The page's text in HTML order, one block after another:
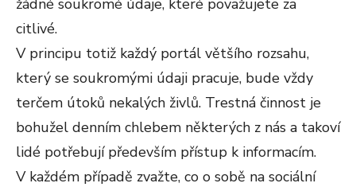
citlivé.
V principu totiž každý portál většího rozsahu,
který se soukromými údaji pracuje, bude vždy
terčem útoků nekalých živlů. Trestná činnost je
bohužel denním chlebem některých z nás a takoví
lidé potřebují především přístup k informacím.
V každém případě zvažte, co o sobě na sociální